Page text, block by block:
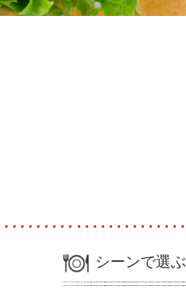
シーンで選ぶ